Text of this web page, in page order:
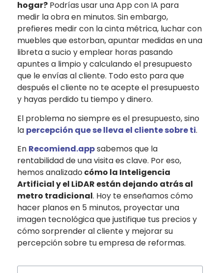
hogar? Podrías usar una App con IA para
medir la obra en minutos. Sin embargo,
prefieres medir con la cinta métrica, luchar con
muebles que estorban, apuntar medidas en una
libreta a sucio y emplear horas pasando
apuntes a limpio y calculando el presupuesto
que le envías al cliente. Todo esto para que
después el cliente no te acepte el presupuesto
y hayas perdido tu tiempo y dinero.
El problema no siempre es el presupuesto, sino
la percepción que se lleva el cliente sobre ti.
En Recomiend.appsabemos que la
rentabilidad de una visita es clave. Por eso,
hemos analizadocómo la Inteligencia
Artificial y el LiDAR están dejando atrás al
metro tradicional. Hoy te enseñamos cómo
hacer planos en 5 minutos, proyectar una
imagen tecnológica que justifique tus precios y
cómo sorprender al cliente y mejorar su
percepción sobre tu empresa de reformas.